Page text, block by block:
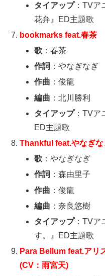
タイアップ：TVア
花弁』ED主題歌
bookmarks feat.春茶
歌 ：春茶
作詞 ：やなぎなぎ
作曲 ：俊龍
編曲 ：北川勝利
タイアップ：TVア
ED主題歌
Thankful feat.やなぎな
歌 ：やなぎなぎ
作詞 ：森由里子
作曲 ：俊龍
編曲 ：奈良悠樹
タイアップ：TVア
す。』ED主題歌
Para Bellum feat.アリ
(CV：雨宮天)